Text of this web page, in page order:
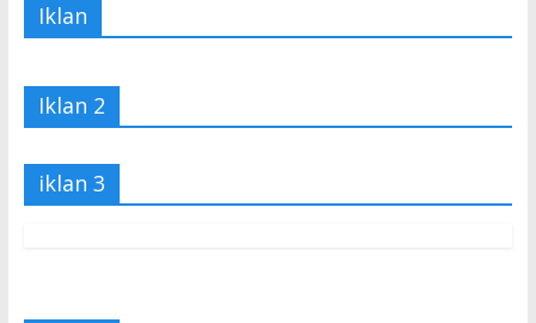
Iklan
Iklan 2
iklan 3